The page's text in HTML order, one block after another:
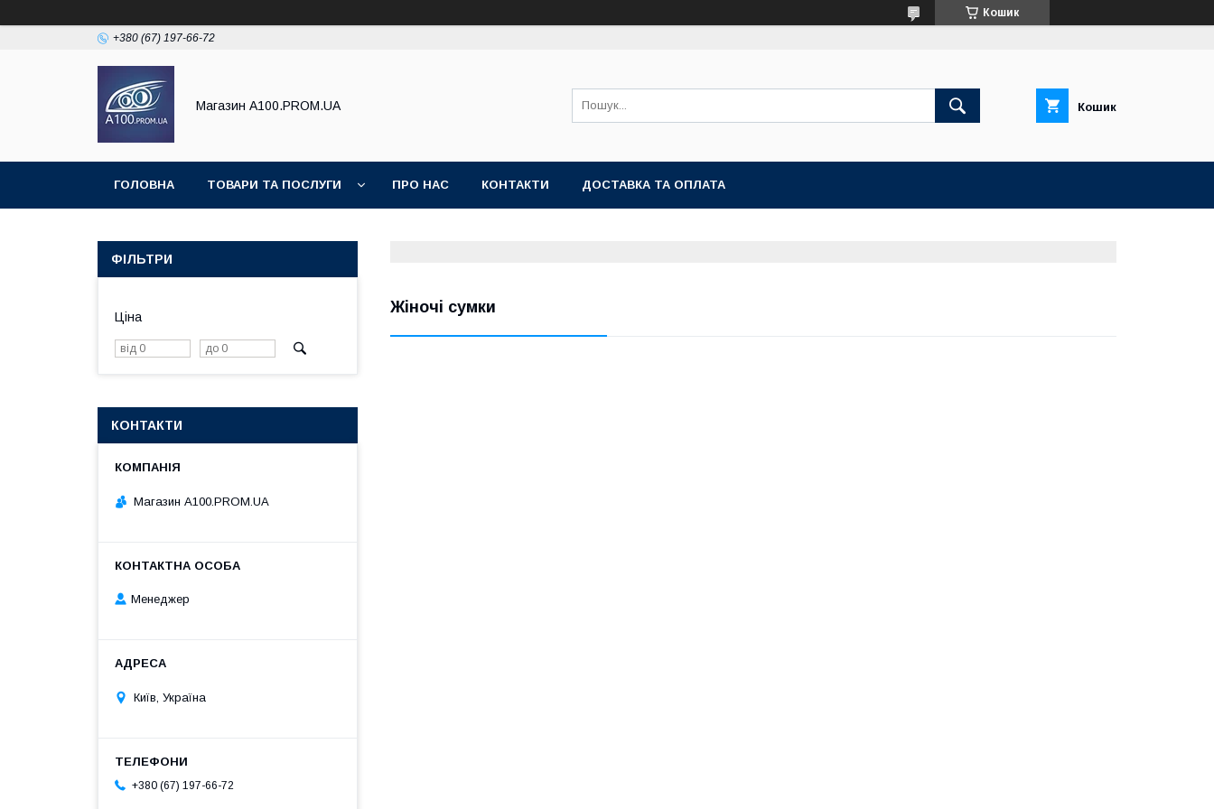
Кошик
+380 (67) 197-66-72
Магазин A100.PROM.UA Кошик
ГОЛОВНА ТОВАРИ ТА ПОСЛУГИ ПРО НАС КОНТАКТИ ДОСТАВКА ТА ОПЛАТА
Жіночі сумки
ФІЛЬТРИ
Ціна
КОНТАКТИ
Магазин A100.PROM.UA
Менеджер
Київ, Україна
+380 (67) 197-66-72